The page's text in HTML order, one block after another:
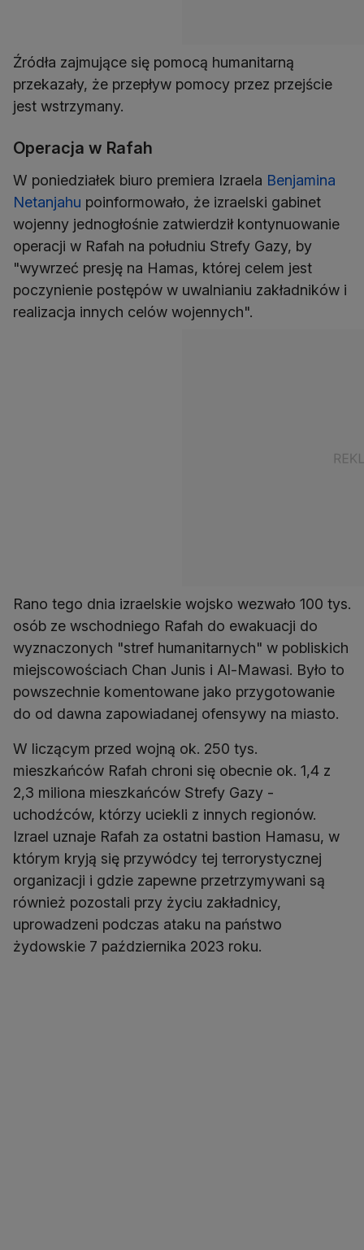
Źródła zajmujące się pomocą humanitarną
przekazały, że przepływ pomocy przez przejście
jest wstrzymany.
Operacja w Rafah
W poniedziałek biuro premiera Izraela Benjamina
Netanjahu poinformowało, że izraelski gabinet
wojenny jednogłośnie zatwierdził kontynuowanie
operacji w Rafah na południu Strefy Gazy, by
"wywrzeć presję na Hamas, której celem jest
poczynienie postępów w uwalnianiu zakładników i
realizacja innych celów wojennych".
Rano tego dnia izraelskie wojsko wezwało 100 tys.
osób ze wschodniego Rafah do ewakuacji do
wyznaczonych "stref humanitarnych" w pobliskich
miejscowościach Chan Junis i Al-Mawasi. Było to
powszechnie komentowane jako przygotowanie
do od dawna zapowiadanej ofensywy na miasto.
W liczącym przed wojną ok. 250 tys.
mieszkańców Rafah chroni się obecnie ok. 1,4 z
2,3 miliona mieszkańców Strefy Gazy -
uchodźców, którzy uciekli z innych regionów.
Izrael uznaje Rafah za ostatni bastion Hamasu, w
którym kryją się przywódcy tej terrorystycznej
organizacji i gdzie zapewne przetrzymywani są
również pozostali przy życiu zakładnicy,
uprowadzeni podczas ataku na państwo
żydowskie 7 października 2023 roku.